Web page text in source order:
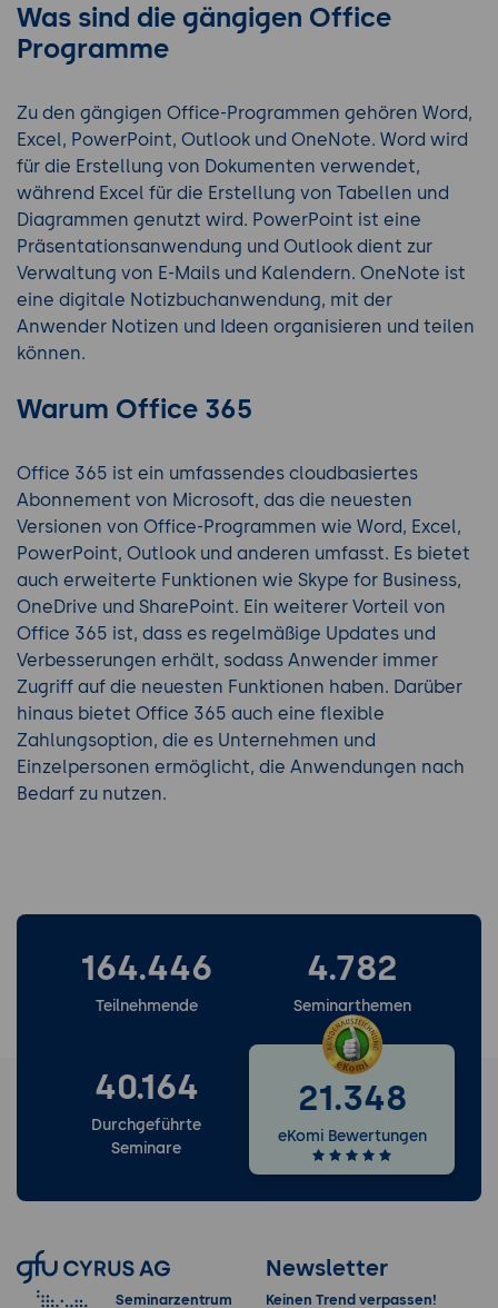
Was sind die gängigen Office
Programme
Zu den gängigen Office-Programmen gehören Word,
Excel, PowerPoint, Outlook und OneNote. Word wird
für die Erstellung von Dokumenten verwendet,
während Excel für die Erstellung von Tabellen und
Diagrammen genutzt wird. PowerPoint ist eine
Präsentationsanwendung und Outlook dient zur
Verwaltung von E-Mails und Kalendern. OneNote ist
eine digitale Notizbuchanwendung, mit der
Anwender Notizen und Ideen organisieren und teilen
können.
Warum Office 365
Office 365 ist ein umfassendes cloudbasiertes
Abonnement von Microsoft, das die neuesten
Versionen von Office-Programmen wie Word, Excel,
PowerPoint, Outlook und anderen umfasst. Es bietet
auch erweiterte Funktionen wie Skype for Business,
OneDrive und SharePoint. Ein weiterer Vorteil von
Office 365 ist, dass es regelmäßige Updates und
Verbesserungen erhält, sodass Anwender immer
Zugriff auf die neuesten Funktionen haben. Darüber
hinaus bietet Office 365 auch eine flexible
Zahlungsoption, die es Unternehmen und
Einzelpersonen ermöglicht, die Anwendungen nach
Bedarf zu nutzen.
164.446
Teilnehmende
4.782
Seminarthemen
40.164
Durchgeführte
Seminare
21.348
eKomi Bewertungen
Seminarzentrum
Newsletter
Keinen Trend verpassen!